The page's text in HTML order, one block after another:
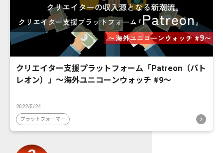
クリエイター支援プラットフォーム「Patreon（パト
レオン）」〜海外ユニコーンウォッチ #9〜
2022/5/24
プラットフォーマー